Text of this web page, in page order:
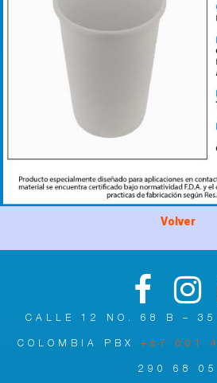
Volver
CALLE 12 NO. 68 B – 35
COLOMBIA PBX +57 601
290 68 05